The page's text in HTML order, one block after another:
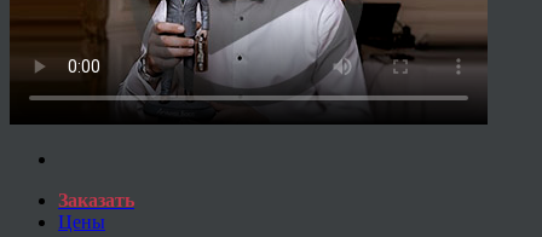
Заказать
Цены